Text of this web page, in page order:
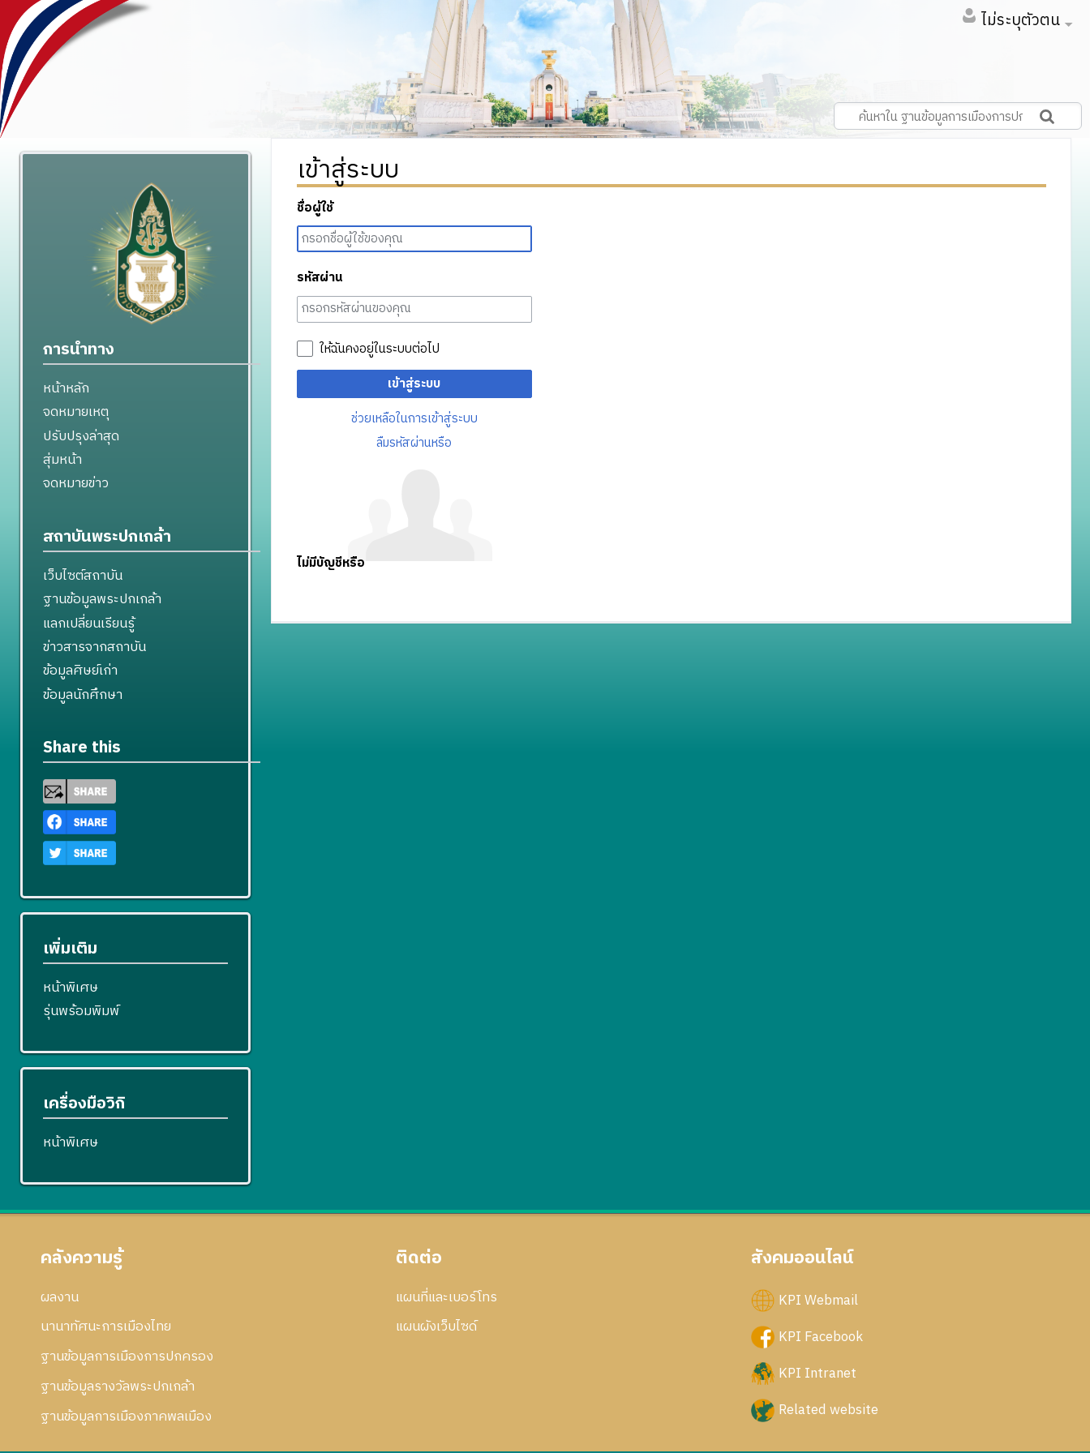
ไม่ระบุตัวตน
เข้าสู่ระบบ
ชื่อผู้ใช้
รหัสผ่าน
ให้ฉันคงอยู่ในระบบต่อไป
เข้าสู่ระบบ
ช่วยเหลือในการเข้าสู่ระบบ
ลืมรหัสผ่านหรือ
ไม่มีบัญชีหรือ
การนำทาง
หน้าหลัก
จดหมายเหตุ
ปรับปรุงล่าสุด
สุ่มหน้า
จดหมายข่าว
สถาบันพระปกเกล้า
เว็บไซต์สถาบัน
ฐานข้อมูลพระปกเกล้า
แลกเปลี่ยนเรียนรู้
ข่าวสารจากสถาบัน
ข้อมูลศิษย์เก่า
ข้อมูลนักศึกษา
Share this
เพิ่มเติม
หน้าพิเศษ
รุ่นพร้อมพิมพ์
เครื่องมือวิกิ
หน้าพิเศษ
คลังความรู้
ผลงาน
นานาทัศนะการเมืองไทย
ฐานข้อมูลการเมืองการปกครอง
ฐานข้อมูลรางวัลพระปกเกล้า
ฐานข้อมูลการเมืองภาคพลเมือง
ติดต่อ
แผนที่และเบอร์โทร
แผนผังเว็บไซด์
สังคมออนไลน์
KPI Webmail
KPI Facebook
KPI Intranet
Related website